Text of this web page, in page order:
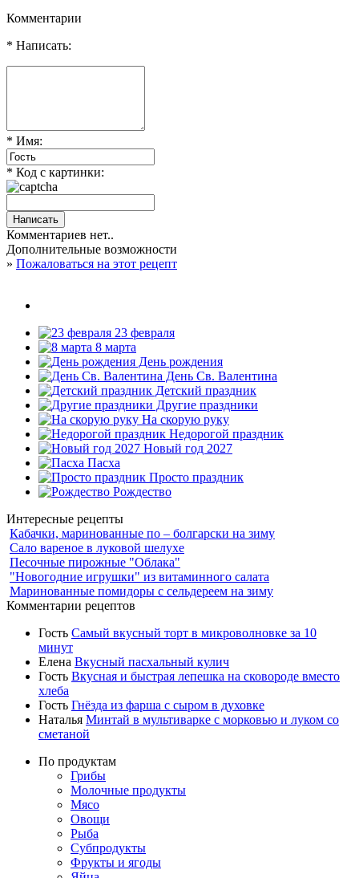
Комментарии
* Написать:
* Имя:
* Код с картинки:
Комментариев нет..
Дополнительные возможности
» Пожаловаться на этот рецепт
23 февраля
8 марта
День рождения
День Св. Валентина
Детский праздник
Другие праздники
На скорую руку
Недорогой праздник
Новый год 2027
Пасха
Просто праздник
Рождество
Интересные рецепты
Кабачки, маринованные по – болгарски на зиму
Сало вареное в луковой шелухе
Песочные пирожные "Облака"
"Новогодние игрушки" из витаминного салата
Маринованные помидоры с сельдереем на зиму
Комментарии рецептов
Гость Самый вкусный торт в микроволновке за 10
минут
Елена Вкусный пасхальный кулич
Гость Вкусная и быстрая лепешка на сковороде вместо
хлеба
Гость Гнёзда из фарша с сыром в духовке
Наталья Минтай в мультиварке с морковью и луком со
сметаной
По продуктам
Грибы
Молочные продукты
Мясо
Овощи
Рыба
Субпродукты
Фрукты и ягоды